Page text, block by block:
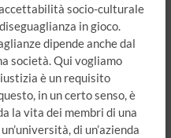
socio-culturale
in gioco.
dipende anche dal
società. Qui vogliamo
è un requisito
in un certo senso, è
la vita dei membri di una
di un’azienda